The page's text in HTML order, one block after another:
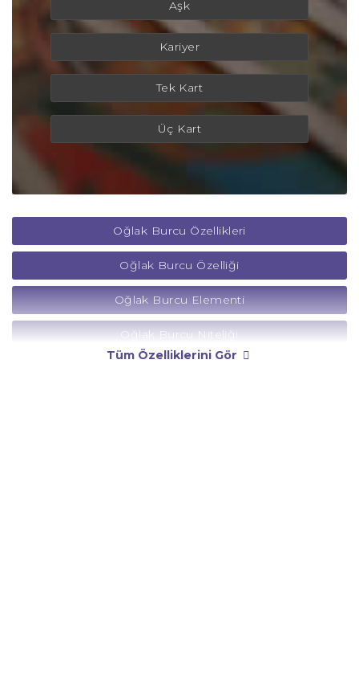
Aşk
Kariyer
Tek Kart
Üç Kart
Oğlak Burcu Özellikleri
Oğlak Burcu Özelliği
Oğlak Burcu Elementi
Oğlak Burcu Niteliği
Tüm Özelliklerini Gör